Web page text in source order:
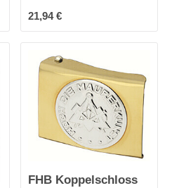
Wachs-Optik.
Regulärer Preis:
21,94 €
FHB Koppelschloss